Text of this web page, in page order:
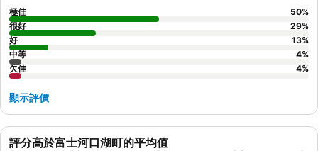
評分高於富士河口湖町的平均值
極佳 50%
很好
29%
好
13%
中等
4%
欠佳
4%
顯示評價